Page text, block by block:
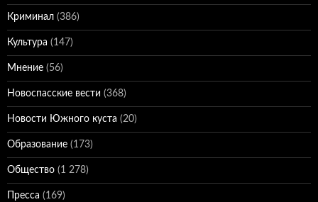
Криминал (386)
Культура (147)
Мнение (56)
Новоспасские вести (368)
Новости Южного куста (20)
Образование (173)
Общество (1 278)
Пресса (169)